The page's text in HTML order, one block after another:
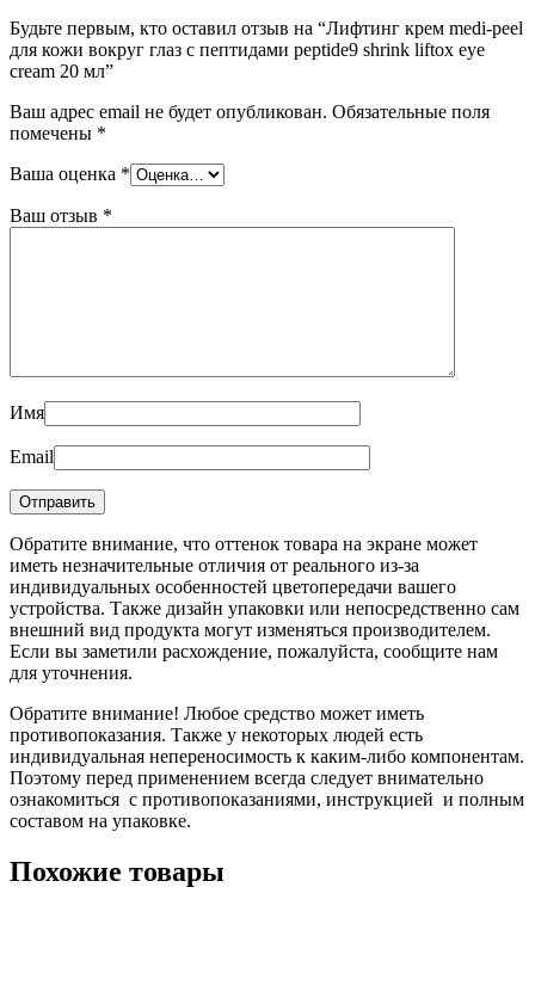
Будьте первым, кто оставил отзыв на “Лифтинг крем medi-peel
для кожи вокруг глаз с пептидами peptide9 shrink liftox eye
cream 20 мл”
Ваш адрес email не будет опубликован. Обязательные поля
помечены *
Ваша оценка *
Ваш отзыв *
Имя
Email
Обратите внимание, что оттенок товара на экране может
иметь незначительные отличия от реального из-за
индивидуальных особенностей цветопередачи вашего
устройства. Также дизайн упаковки или непосредственно сам
внешний вид продукта могут изменяться производителем.
Если вы заметили расхождение, пожалуйста, сообщите нам
для уточнения.
Обратите внимание! Любое средство может иметь
противопоказания. Также у некоторых людей есть
индивидуальная непереносимость к каким-либо компонентам.
Поэтому перед применением всегда следует внимательно
ознакомиться с противопоказаниями, инструкцией и полным
составом на упаковке.
Похожие товары